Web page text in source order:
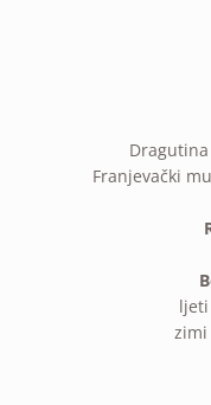
Franjevački
ljeti
zimi